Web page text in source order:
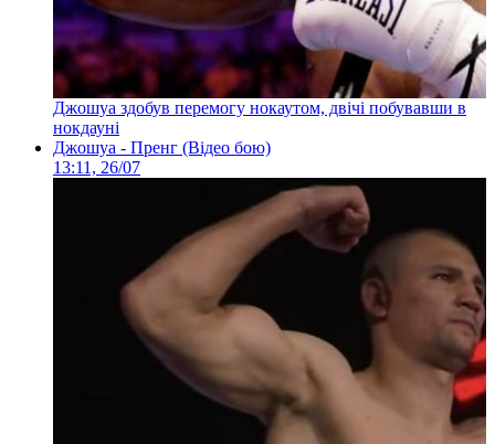
Джошуа здобув перемогу нокаутом, двічі побувавши в
нокдауні
Джошуа - Пренг (Відео бою)
13:11, 26/07